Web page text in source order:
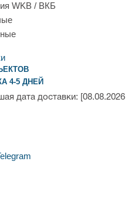
WKB / ВКБ
4-5 ДНЕЙ
дата доставки:
[08.08.2026